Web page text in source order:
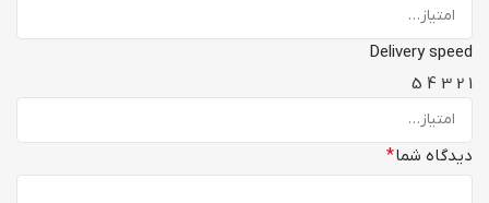
Delivery speed
1
2
3
4
5
دیدگاه شما*